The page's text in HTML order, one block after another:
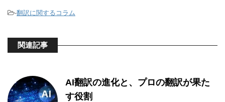
-翻訳に関するコラム
関連記事
AI翻訳の進化と、プロの翻訳が果た
す役割